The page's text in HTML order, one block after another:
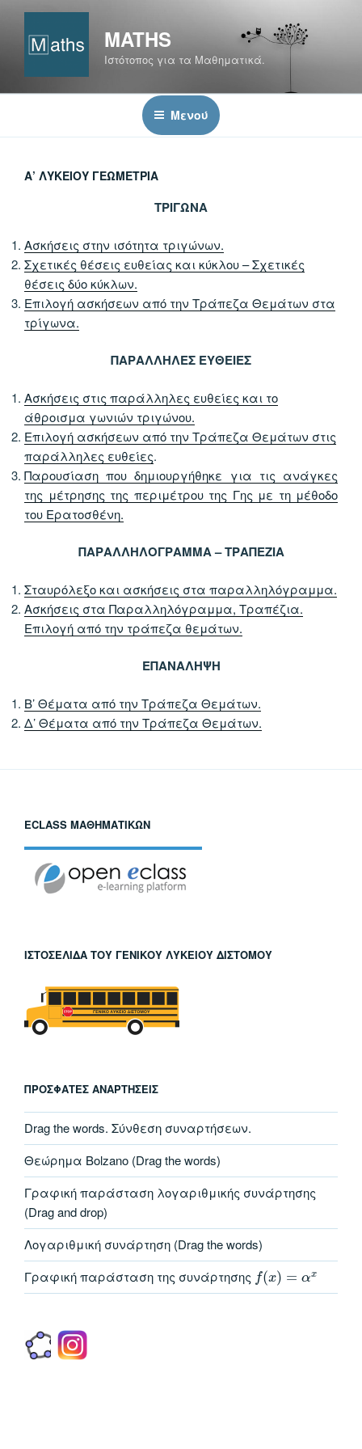
Μετάβαση
περιεχόμενο
MATHS
Ιστότοπος για τα Μαθηματικά.
Μενού
Α’ ΛΥΚΕΊΟΥ ΓΕΩΜΕΤΡΊΑ
ΤΡΙΓΩΝΑ
Ασκήσεις στην ισότητα τριγώνων.
Σχετικές θέσεις ευθείας και κύκλου – Σχετικές
θέσεις δύο κύκλων.
Επιλογή ασκήσεων από την Τράπεζα Θεμάτων στα
τρίγωνα.
ΠΑΡΑΛΛΗΛΕΣ ΕΥΘΕΙΕΣ
Ασκήσεις στις παράλληλες ευθείες και το
άθροισμα γωνιών τριγώνου.
Επιλογή ασκήσεων από την Τράπεζα Θεμάτων στις
παράλληλες ευθείες.
Παρουσίαση που δημιουργήθηκε για τις ανάγκες
της μέτρησης της περιμέτρου της Γης με τη μέθοδο
του Ερατοσθένη.
ΠΑΡΑΛΛΗΛΟΓΡΑΜΜΑ – ΤΡΑΠΕΖΙΑ
Σταυρόλεξο και ασκήσεις στα παραλληλόγραμμα.
Ασκήσεις στα Παραλληλόγραμμα, Τραπέζια.
Επιλογή από την τράπεζα θεμάτων.
ΕΠΑΝΑΛΗΨΗ
Β’ Θέματα από την Τράπεζα Θεμάτων.
Δ’ Θέματα από την Τράπεζα Θεμάτων.
ECLASS ΜΑΘΗΜΑΤΙΚΏΝ
ΙΣΤΟΣΕΛΊΔΑ ΤΟΥ ΓΕΝΙΚΟΎ ΛΥΚΕΊΟΥ ΔΙΣΤΌΜΟΥ
ΠΡΌΣΦΑΤΕΣ ΑΝΑΡΤΉΣΕΙΣ
Drag the words. Σύνθεση συναρτήσεων.
Θεώρημα Bolzano (Drag the words)
Γραφική παράσταση λογαριθμικής συνάρτησης
(Drag and drop)
Λογαριθμική συνάρτηση (Drag the words)
Γραφική παράσταση της συνάρτησης f(x) = αx